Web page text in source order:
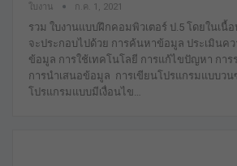
ใบงาน ก.ค. 1, 2021
รวม ใบงานแบบฝึกคอมพิวเตอร์ ป.5 โดยในเ
จะประกอบไปด้วย การค้นหาข้อมูล ประเมินค
ข้อมูล การใช้เทคโนโลยี การแก้ไขปัญหา การ
การนำเสนอข้อมูล การเขียนโปรแกรมแบบวน
โปรแกรมแบบมีเงื่อนไข…